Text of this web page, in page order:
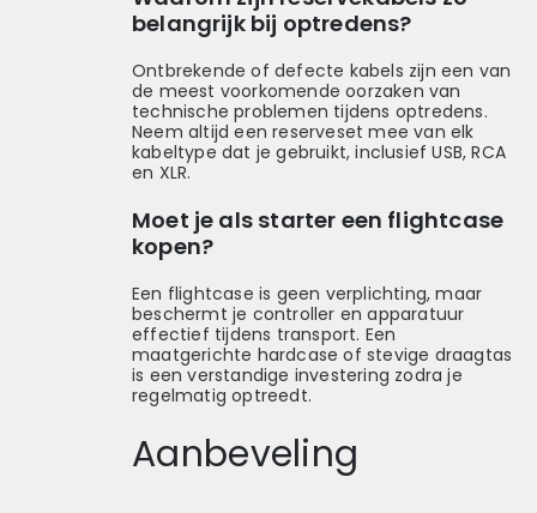
belangrijk bij optredens?
Ontbrekende of defecte kabels zijn een van
de meest voorkomende oorzaken van
technische problemen tijdens optredens.
Neem altijd een reserveset mee van elk
kabeltype dat je gebruikt, inclusief USB, RCA
en XLR.
Moet je als starter een flightcase
kopen?
Een flightcase is geen verplichting, maar
beschermt je controller en apparatuur
effectief tijdens transport. Een
maatgerichte hardcase of stevige draagtas
is een verstandige investering zodra je
regelmatig optreedt.
Aanbeveling